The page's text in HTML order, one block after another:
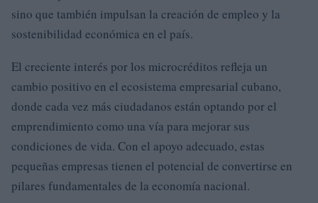
sino que también impulsan la creación de empleo y la
sostenibilidad económica en el país.
El creciente interés por los microcréditos refleja un
cambio positivo en el ecosistema empresarial cubano,
donde cada vez más ciudadanos están optando por el
emprendimiento como una vía para mejorar sus
condiciones de vida. Con el apoyo adecuado, estas
pequeñas empresas tienen el potencial de convertirse en
pilares fundamentales de la economía nacional.